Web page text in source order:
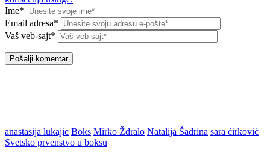
Ime*
Email adresa*
Vaš veb-sajt*
anastasija lukajic Boks Mirko Ždralo Natalija Šadrina sara ćirković
Svetsko prvenstvo u boksu